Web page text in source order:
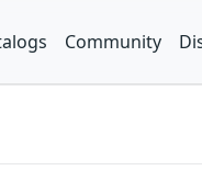
Community